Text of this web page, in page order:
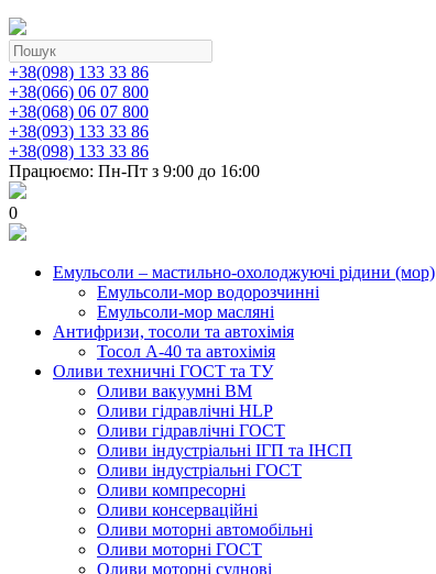
+38(098) 133 33 86
+38(066) 06 07 800
+38(068) 06 07 800
+38(093) 133 33 86
+38(098) 133 33 86
Працюємо: Пн-Пт з 9:00 до 16:00
0
Емульсоли – мастильно-охолоджуючі рідини (мор)
Емульсоли-мор водорозчинні
Емульсоли-мор масляні
Антифризи, тосоли та автохімія
Тосол А-40 та автохімія
Оливи техничні ГОСТ та ТУ
Оливи вакуумні ВМ
Оливи гідравлічні HLP
Оливи гідравлічні ГОСТ
Оливи індустріальні ІГП та ІНСП
Оливи індустріальні ГОСТ
Оливи компресорні
Оливи консерваційні
Оливи моторні автомобільні
Оливи моторні ГОСТ
Оливи моторні суднові